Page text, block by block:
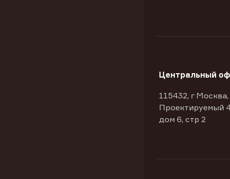
Центральный
115432, г
Проектируемый
дом 6, стр 2